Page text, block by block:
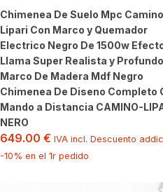
Chimenea De Suelo Mpc Camino
Lipari Con Marco y Quemador
Electrico Negro De 1500w
Llama Super Realista y Profundo
Marco De Madera Mdf Negro
Chimenea De Diseno Completo
Mando a Distancia CAMINO-
NERO
649.00 € IVA incl. Descuento
-10% en el 1r pedido